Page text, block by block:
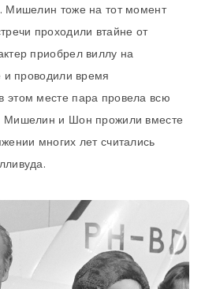
Мишелин тоже на тот момент
проходили втайне от
приобрел виллу на
и проводили время
этом месте пара провела всю
Мишелин и Шон прожили вместе
многих лет считались